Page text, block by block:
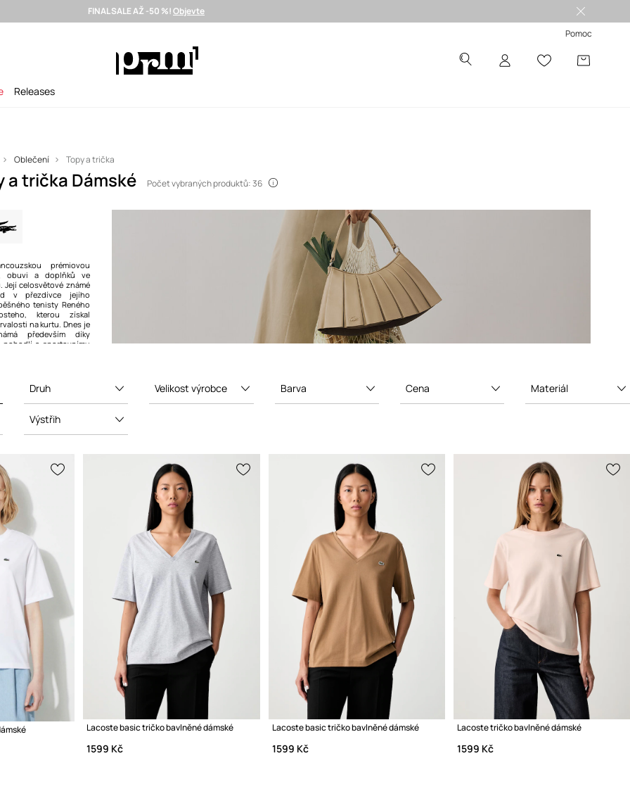
Vybrané prémiové značky >
FINAL SALE AŽ -50 %!Objevte
Pomoc
Releases
Oblečení Topy a trička
a trička Dámské Počet vybraných produktů: 36
prémiovou
obuvi a doplňků ve
Její celosvětové známé
v přezdívce jejího
tenisty Reného
kterou získal
na kurtu. Dnes je
především díky
pohodlí a sportovnímu
Druh Velikost výrobce Barva Cena Materiál
Výstřih
Lacoste basic tričko bavlněné dámské
1599 Kč
Lacoste basic tričko bavlněné dámské
1599 Kč
Lacoste tričko bavlněné dámské
1599 Kč